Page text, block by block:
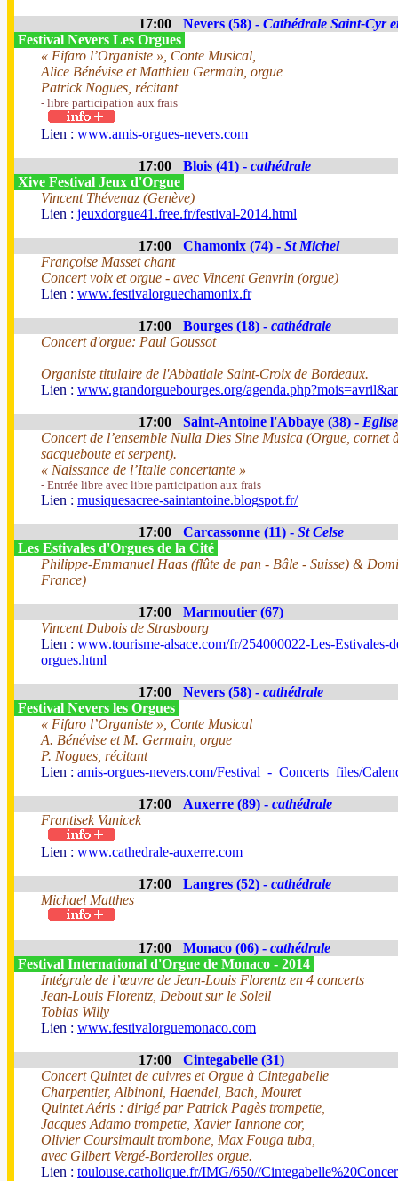
17:00 Nevers (58) - Cathédrale Saint-Cyr
Festival Nevers Les Orgues
« Fifaro l’Organiste », Conte Musical,
Alice Bénévise et Matthieu Germain, orgue
Patrick Nogues, récitant
- libre participation aux frais
Lien : www.amis-orgues-nevers.com
17:00 Blois (41) - cathédrale
Xive Festival Jeux d'Orgue
Vincent Thévenaz (Genève)
Lien : jeuxdorgue41.free.fr/festival-2014.html
17:00 Chamonix (74) - St Michel
Françoise Masset chant
Concert voix et orgue - avec Vincent Genvrin (orgue)
Lien : www.festivalorguechamonix.fr
17:00 Bourges (18) - cathédrale
Concert d'orgue: Paul Goussot
Organiste titulaire de l'Abbatiale Saint-Croix de Bordeaux.
Lien : www.grandorguebourges.org/
17:00 Saint-Antoine l'Abbaye (38) -
Concert de l’ensemble Nulla Dies Sine Musica (Orgue, cornet
sacqueboute et serpent).
« Naissance de l’Italie concertante »
- Entrée libre avec libre participation aux frais
Lien : musiquesacree-saintantoine.blogspot.fr/
17:00 Carcassonne (11) - St Celse
Les Estivales d'Orgues de la Cité
Philippe-Emmanuel Haas (flûte de pan - Bâle - Suisse) &
France)
17:00
Marmoutier (67)
Vincent Dubois de Strasbourg
Lien : www.tourisme-alsace.com/fr/254000022-Les-Estivales-
orgues.html
17:00 Nevers (58) - cathédrale
Festival Nevers les Orgues
« Fifaro l’Organiste », Conte Musical
A. Bénévise et M. Germain, orgue
P. Nogues, récitant
Lien : amis-orgues-nevers.com/Festival_-_Concerts_files/
17:00 Auxerre (89) - cathédrale
Frantisek Vanicek
Lien : www.cathedrale-auxerre.com
17:00 Langres (52) - cathédrale
Michael Matthes
17:00 Monaco (06) - cathédrale
Festival International d'Orgue de Monaco - 2014
Intégrale de l’œuvre de Jean-Louis Florentz en 4 concerts
Jean-Louis Florentz, Debout sur le Soleil
Tobias Willy
Lien : www.festivalorguemonaco.com
17:00
Cintegabelle (31)
Concert Quintet de cuivres et Orgue à Cintegabelle
Charpentier, Albinoni, Haendel, Bach, Mouret
Quintet Aéris : dirigé par Patrick Pagès trompette,
Jacques Adamo trompette, Xavier Iannone cor,
Olivier Coursimault trombone, Max Fouga tuba,
avec Gilbert Vergé-Borderolles orgue.
Lien : toulouse.catholique.fr/IMG/650//